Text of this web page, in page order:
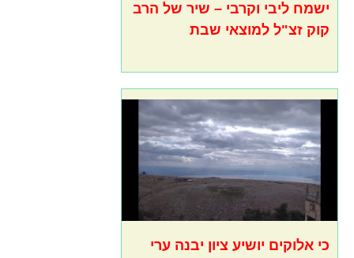
ישמח ליבי וקרבי – שיר של הרב
קוק זצ"ל למוצאי שבת
כי אלוקים יושיע ציון יבנה ערי